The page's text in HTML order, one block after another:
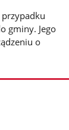
gminy. Jego
o